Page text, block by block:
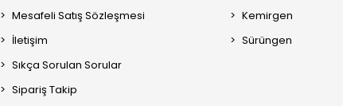
Mesafeli Satış Sözleşmesi
İletişim
Sıkça Sorulan Sorular
Sipariş Takip
Kemirgen
Sürüngen